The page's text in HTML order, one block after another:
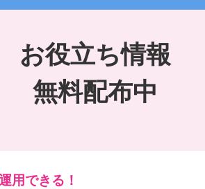
お役立ち情報
無料配布中
用できる！